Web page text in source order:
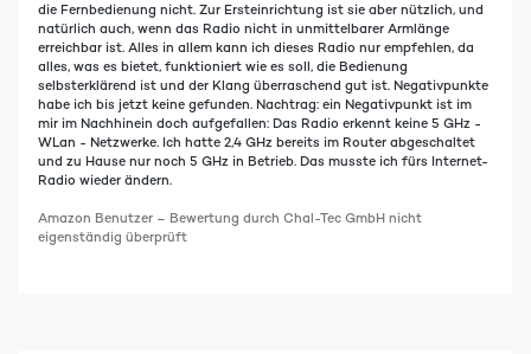
die Fernbedienung nicht. Zur Ersteinrichtung ist sie aber nützlich, und
natürlich auch, wenn das Radio nicht in unmittelbarer Armlänge
erreichbar ist. Alles in allem kann ich dieses Radio nur empfehlen, da
alles, was es bietet, funktioniert wie es soll, die Bedienung
selbsterklärend ist und der Klang überraschend gut ist. Negativpunkte
habe ich bis jetzt keine gefunden. Nachtrag: ein Negativpunkt ist im
mir im Nachhinein doch aufgefallen: Das Radio erkennt keine 5 GHz -
WLan - Netzwerke. Ich hatte 2,4 GHz bereits im Router abgeschaltet
und zu Hause nur noch 5 GHz in Betrieb. Das musste ich fürs Internet-
Radio wieder ändern.
Amazon Benutzer – Bewertung durch Chal-Tec GmbH nicht
eigenständig überprüft